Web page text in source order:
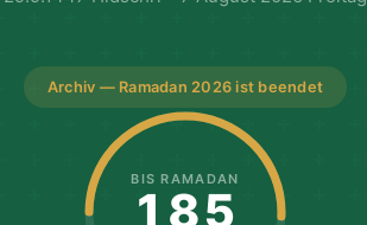
Archiv — Ramadan 2026 ist beendet
BIS RAMADAN
185